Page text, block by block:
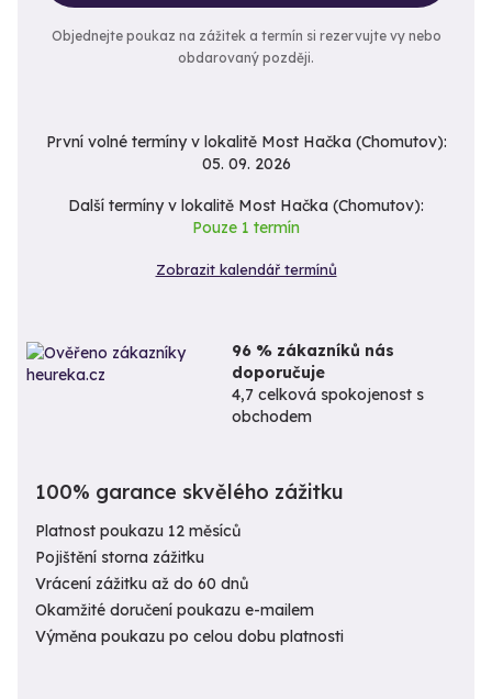
Objednejte poukaz na zážitek a termín si rezervujte vy nebo
obdarovaný později.
První volné termíny v lokalitě Most Hačka (Chomutov):
05. 09. 2026
Další termíny v lokalitě Most Hačka (Chomutov):
Pouze 1 termín
Zobrazit kalendář termínů
96 % zákazníků nás
doporučuje
4,7 celková spokojenost s
obchodem
100% garance skvělého zážitku
Platnost poukazu 12 měsíců
Pojištění storna zážitku
Vrácení zážitku až do 60 dnů
Okamžité doručení poukazu e-mailem
Výměna poukazu po celou dobu platnosti